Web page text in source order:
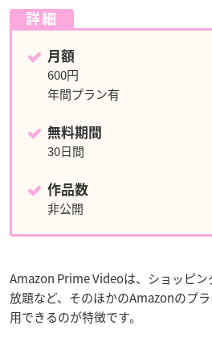
詳細
月額
600円
年間プラン有
無料期間
30日間
作品数
非公開
Amazon Prime Videoは、ショッピ
放題など、そのほかのAmazonのプ
用できるのが特徴です。